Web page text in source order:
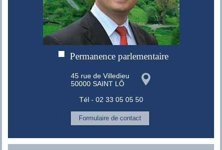
Permanence parlementaire
45 rue de Villedieu
50000 SAINT LÔ
Tél - 02 33 05 05 50
Formulaire de contact